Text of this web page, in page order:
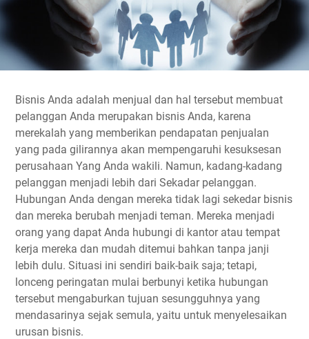
Bisnis Anda adalah menjual dan hal tersebut membuat
pelanggan Anda merupakan bisnis Anda, karena
merekalah yang memberikan pendapatan penjualan
yang pada gilirannya akan mempengaruhi kesuksesan
perusahaan Yang Anda wakili. Namun, kadang-kadang
pelanggan menjadi lebih dari Sekadar pelanggan.
Hubungan Anda dengan mereka tidak lagi sekedar bisnis
dan mereka berubah menjadi teman. Mereka menjadi
orang yang dapat Anda hubungi di kantor atau tempat
kerja mereka dan mudah ditemui bahkan tanpa janji
lebih dulu. Situasi ini sendiri baik-baik saja; tetapi,
lonceng peringatan mulai berbunyi ketika hubungan
tersebut mengaburkan tujuan sesungguhnya yang
mendasarinya sejak semula, yaitu untuk menyelesaikan
urusan bisnis.